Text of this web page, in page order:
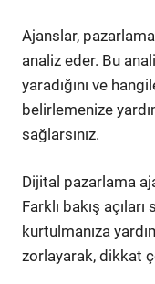
Ajanslar,
analiz eder. Bu
yaradığını ve
belirlemenize
sağlarsınız.
Dijital pazarlama
Farklı bakış
kurtulmanıza
zorlayarak, dikkat